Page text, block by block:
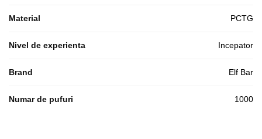
Material PCTG
Nivel de experienta Incepator
Brand Elf Bar
Numar de pufuri 1000